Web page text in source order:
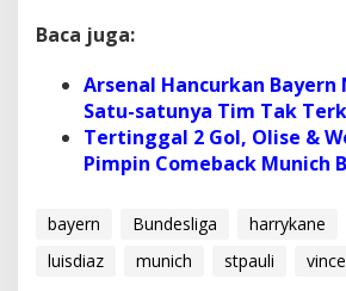
Baca juga:
Arsenal Hancurkan Bayern
Satu-satunya Tim Tak
Tertinggal 2 Gol, Olise &
Pimpin Comeback Munich
bayern Bundesliga harrykane
luisdiaz
munich stpauli